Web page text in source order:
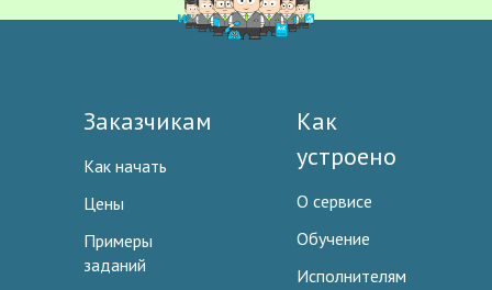
Заказчикам
Как начать
Цены
Примеры
заданий
Как
устроено
О сервисе
Обучение
Исполнителям